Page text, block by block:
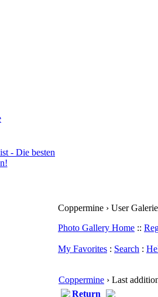
Coppermine › User
Photo Gallery Home ::
My Favorites : Search :
Coppermine › Last